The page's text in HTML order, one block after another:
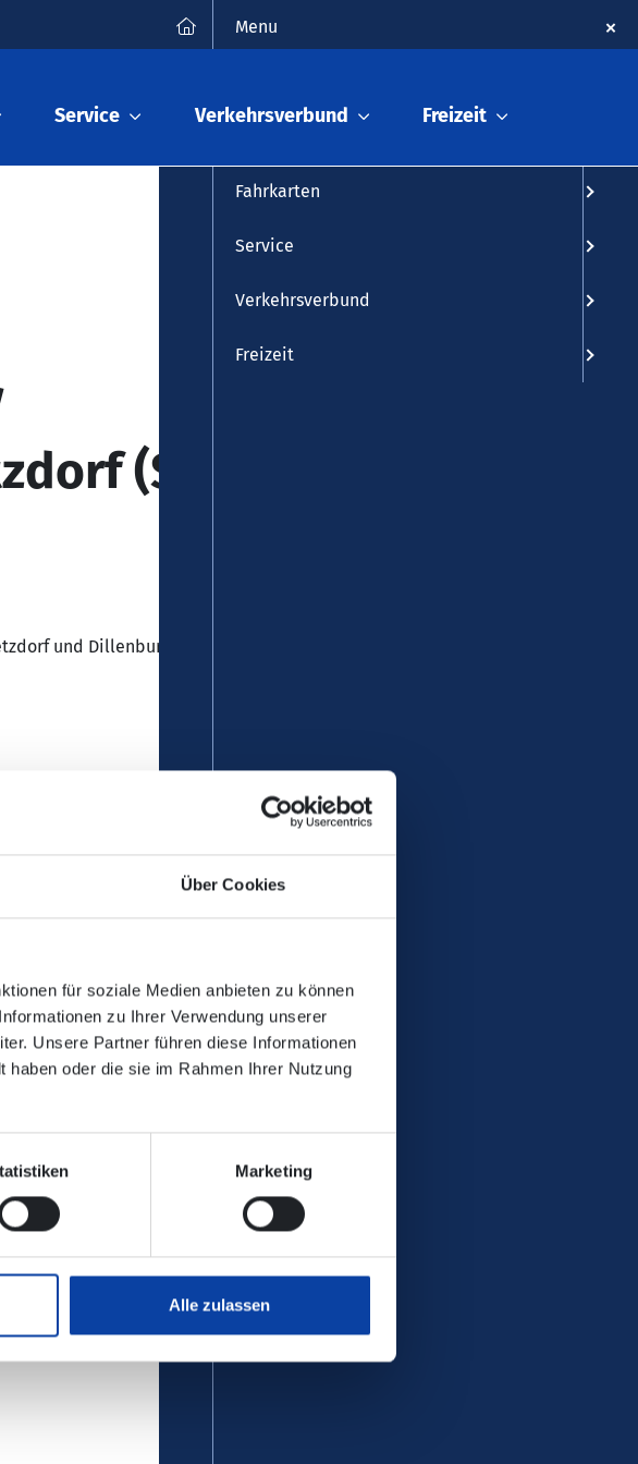
Über Cookies
für soziale Medien anbieten zu können
zu Ihrer Verwendung unserer
Unsere Partner führen diese Informationen
oder die sie im Rahmen Ihrer Nutzung
Marketing
Alle zulassen
Service Verkehrsverbund Freizeit
(Sieg) ◄►
und Dillenburg zu Zugausfällen bei der
des Schienenersatzverkehrs befinden sich
die Wegeleitungen an den Bahnsteigen, auf
Menu
Fahrkarten
Service
Verkehrsverbund
Freizeit